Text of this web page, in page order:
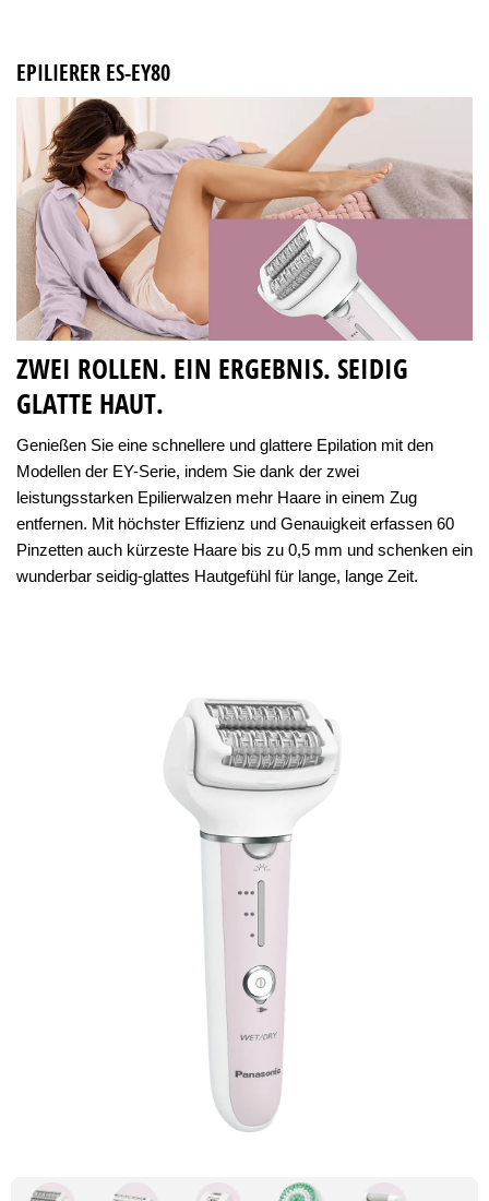
EPILIERER ES-EY80
ZWEI ROLLEN. EIN ERGEBNIS. SEIDIG
GLATTE HAUT.
Genießen Sie eine schnellere und glattere Epilation mit den
Modellen der EY-Serie, indem Sie dank der zwei
leistungsstarken Epilierwalzen mehr Haare in einem Zug
entfernen. Mit höchster Effizienz und Genauigkeit erfassen 60
Pinzetten auch kürzeste Haare bis zu 0,5 mm und schenken ein
wunderbar seidig-glattes Hautgefühl für lange, lange Zeit.